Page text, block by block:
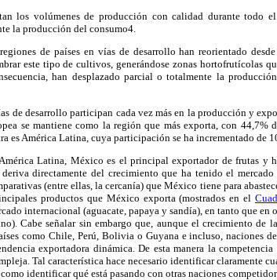
los volúmenes de producción con calidad durante todo
la producción del consumo4.
de países en vías de desarrollo han reorientado
este tipo de cultivos, generándose zonas hortofrutícolas
han desplazado parcial o totalmente la
de desarrollo participan cada vez más en la producción y
se mantiene como la región que más exporta, con
es América Latina, cuya participación se ha incrementado de
Latina, México es el principal exportador de frutas y
directamente del crecimiento que ha tenido el
(entre ellas, la cercanía) que México tiene para
productos que México exporta (mostrados en el
internacional (aguacate, papaya y sandía), en tanto que
Cabe señalar sin embargo que, aunque el crecimiento de
como Chile, Perú, Bolivia o Guyana e incluso, naciones
exportadora dinámica. De esta manera la
Tal característica hace necesario identificar claramente
identificar qué está pasando con otras naciones